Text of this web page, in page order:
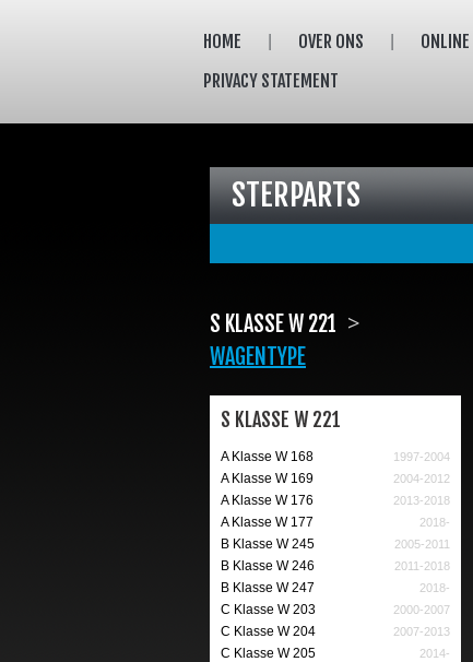
HOME OVER ONS ONLINE
PRIVACY STATEMENT
STERPARTS
S KLASSE W 221 >
WAGENTYPE
S KLASSE W 221
A Klasse W 168 1997-2004
A Klasse W 169 2004-2012
A Klasse W 176 2013-2018
A Klasse W 177 2018-
B Klasse W 245 2005-2011
B Klasse W 246 2011-2018
B Klasse W 247 2018-
C Klasse W 203 2000-2007
C Klasse W 204 2007-2013
C Klasse W 205 2014-